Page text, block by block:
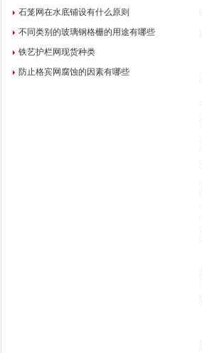
石笼网在水底铺设有什么原则
不同类别的玻璃钢格栅的用途有哪些
铁艺护栏网现货种类
防止格宾网腐蚀的因素有哪些